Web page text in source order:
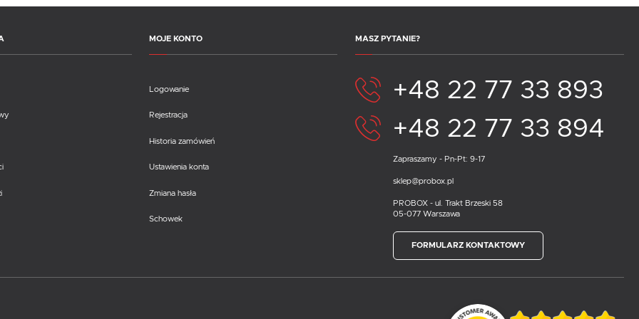
MOJE KONTO
Logowanie
Rejestracja
Historia zamówień
Ustawienia konta
Zmiana hasła
Schowek
MASZ PYTANIE?
+48 22 77 33 893
+48 22 77 33 894
Zapraszamy - Pn-Pt: 9-17
sklep@probox.pl
PROBOX - ul. Trakt Brzeski 58
05-077 Warszawa
FORMULARZ KONTAKTOWY